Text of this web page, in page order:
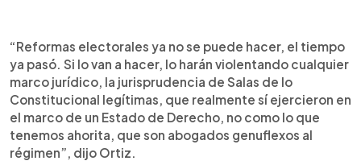
“Reformas electorales ya no se puede hacer, el tiempo
ya pasó. Si lo van a hacer, lo harán violentando cualquier
marco jurídico, la jurisprudencia de Salas de lo
Constitucional legítimas, que realmente sí ejercieron en
el marco de un Estado de Derecho, no como lo que
tenemos ahorita, que son abogados genuflexos al
régimen”, dijo Ortiz.